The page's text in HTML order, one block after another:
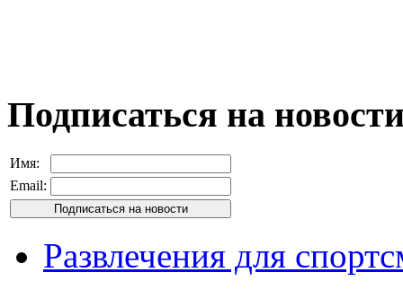
Подписаться на
Имя:
Email:
Развлечения для